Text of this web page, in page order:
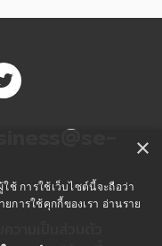
×
ช้ การใช้เว็บไซต์นี้จะถือว่า
การใช้คุกกี้ของเรา อ่านราย